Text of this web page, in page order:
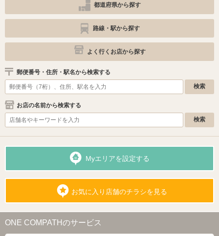
都道府県から探す
路線・駅から探す
よく行くお店から探す
郵便番号・住所・駅名から検索する
お店の名前から検索する
Myエリアを設定する
お気に入り店舗のチラシを見る
ONE COMPATHのサービス